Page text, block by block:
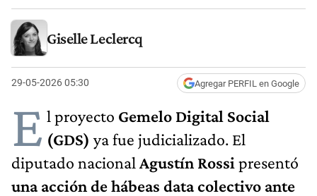
Giselle Leclercq
29-05-2026 05:30 Agregar PERFIL en Google
E l proyecto Gemelo Digital Social
(GDS) ya fue judicializado. El
diputado nacional Agustín Rossi presentó
una acción de hábeas data colectivo ante